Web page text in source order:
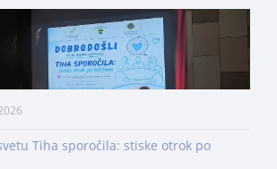
Tiha sporočila: stiske otrok po